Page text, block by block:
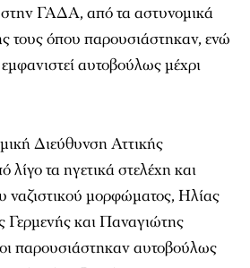
ΓΑΔΑ, από τα αστυνομικά
τους όπου παρουσιάστηκαν, ενώ
αυτοβούλως μέχρι
Διεύθυνση Αττικής
τα ηγετικά στελέχη και
ναζιστικού μορφώματος, Ηλίας
Γερμενής και Παναγιώτης
παρουσιάστηκαν αυτοβούλως